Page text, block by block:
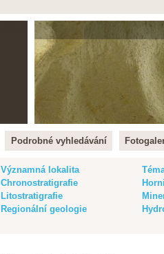
Podrobné vyhledávání
Významná lokalita
Chronostratigrafie
Litostratigrafie
Regionální geologie